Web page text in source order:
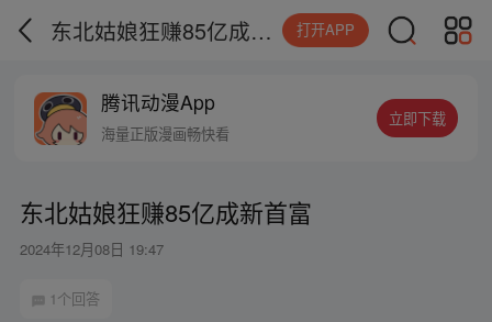
东北姑娘狂赚85亿成新首富 打开APP
腾讯动漫App
海量正版漫画畅快看
立即下载
东北姑娘狂赚85亿成新首富
2024年12月08日 19:47
1个回答